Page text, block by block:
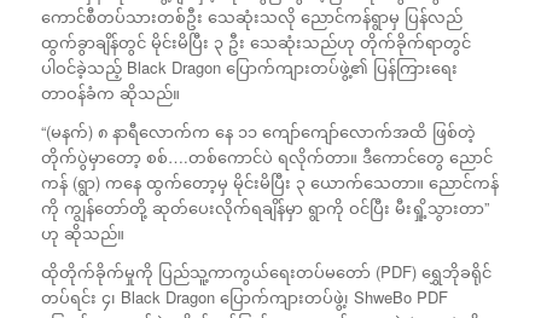
ကောင်စီတပ်သားတစ်ဦး သေဆုံးသလို ညောင်ကန်ရွာမှ ပြန်လည်
ထွက်ခွာချိန်တွင် မိုင်းမိပြီး ၃ ဦး သေဆုံးသည်ဟု တိုက်ခိုက်ရာတွင်
ပါဝင်ခဲ့သည့် Black Dragon ပြောက်ကျားတပ်ဖွဲ့၏ ပြန်ကြားရေး
တာဝန်ခံက ဆိုသည်။
“(မနက်) ၈ နာရီလောက်က နေ ၁၁ ကျော်ကျော်လောက်အထိ ဖြစ်တဲ့
တိုက်ပွဲမှာတော့ စစ်….တစ်ကောင်ပဲ ရလိုက်တာ။ ဒီကောင်တွေ ညောင်
ကန် (ရွာ) ကနေ ထွက်တော့မှ မိုင်းမိပြီး ၃ ယောက်သေတာ။ ညောင်ကန်
ကို ကျွန်တော်တို့ ဆုတ်ပေးလိုက်ရချိန်မှာ ရွာကို ဝင်ပြီး မီးရှို့သွားတာ”
ဟု ဆိုသည်။
ထိုတိုက်ခိုက်မှုကို ပြည်သူ့ကာကွယ်ရေးတပ်မတော် (PDF) ရွှေဘိုခရိုင်
တပ်ရင်း ၄၊ Black Dragon ပြောက်ကျားတပ်ဖွဲ့၊ ShweBo PDF